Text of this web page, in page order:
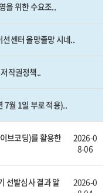
을 위한 수요조..
센터 올망졸망 시네..
작권정책..
7월 1일 부로 적용)..
브코딩)를 활용한
2026-0
8-06
선발심사 결과 알
2026-0